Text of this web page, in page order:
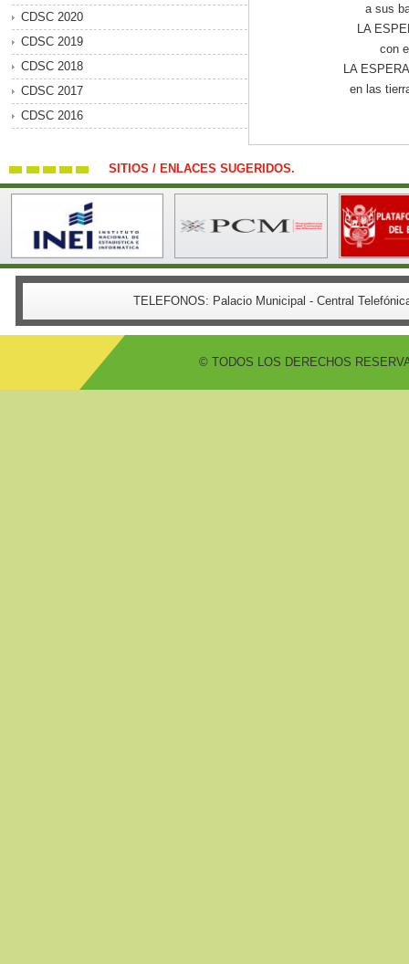
CDSC 2020
CDSC 2019
CDSC 2018
CDSC 2017
CDSC 2016
a sus
LA
con
LA
en las
SITIOS / ENLACES SUGERIDOS.
TELEFONOS: Palacio Municipal - Central
© TODOS LOS DERECHOS